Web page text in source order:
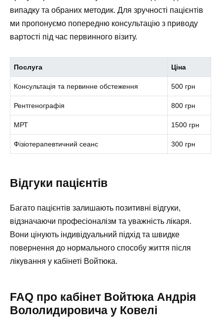
випадку та обраних методик. Для зручності пацієнтів
ми пропонуємо попередню консультацію з приводу
вартості під час первинного візиту.
Послуга Ціна
Консультація та первинне обстеження 500 грн
Рентгенографія 800 грн
МРТ 1500 грн
Фізіотерапевтичний сеанс 300 грн
Відгуки пацієнтів
Багато пацієнтів залишають позитивні відгуки,
відзначаючи професіоналізм та уважність лікаря.
Вони цінують індивідуальний підхід та швидке
повернення до нормального способу життя після
лікування у кабінеті Войтюка.
FAQ про кабінет Войтюка Андрія
Вололидировича у Ковелі